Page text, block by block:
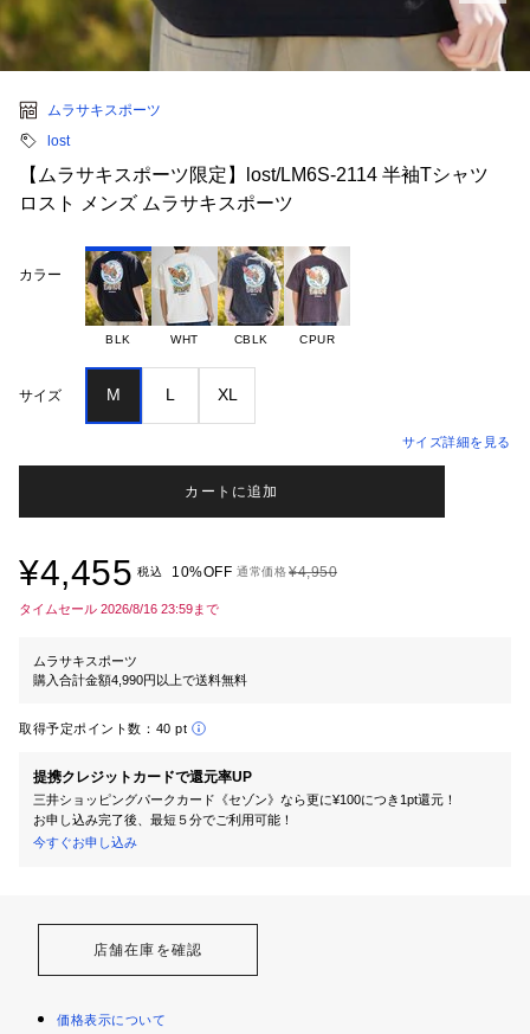
ムラサキスポーツ
lost
【ムラサキスポーツ限定】lost/LM6S-2114 半袖Tシャツ
ロスト メンズ ムラサキスポーツ
カラー
BLK WHT CBLK CPUR
サイズ M L XL
サイズ詳細を見る
カートに追加
¥4,455 税込 10%OFF 通常価格¥4,950
タイムセール 2026/8/16 23:59まで
ムラサキスポーツ
購入合計金額4,990円以上で送料無料
取得予定ポイント数： 40 pt
提携クレジットカードで還元率UP
三井ショッピングパークカード《セゾン》なら更に¥100につき1pt還元！
お申し込み完了後、最短５分でご利用可能！
今すぐお申し込み
店舗在庫を確認
価格表示について